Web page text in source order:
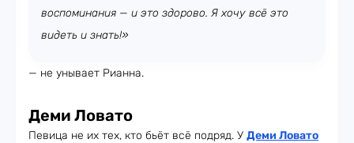
воспоминания — и это здорово. Я хочу всё это
видеть и знать!»
— не унывает Рианна.
Деми Ловато
Певица не их тех, кто бьёт всё подряд. У Деми Ловато